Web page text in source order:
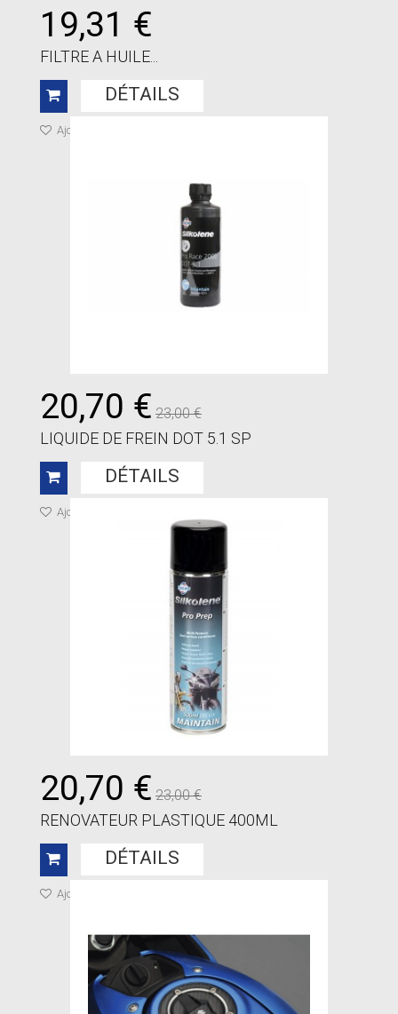
19,31 €
FILTRE A HUILE...
DÉTAILS
Ajouter à ma liste de cadeaux
20,70 € 23,00 €
LIQUIDE DE FREIN DOT 5.1 SP
DÉTAILS
Ajouter à ma liste de cadeaux
20,70 € 23,00 €
RENOVATEUR PLASTIQUE 400ML
DÉTAILS
Ajouter à ma liste de cadeaux